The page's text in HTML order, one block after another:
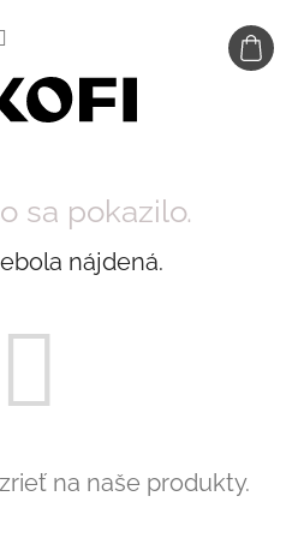
sa pokazilo.
nájdená.
na naše produkty.